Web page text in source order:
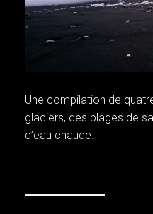
Une compilation de
glaciers, des plages de
d’eau chaude.